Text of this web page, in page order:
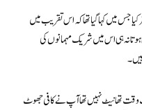
جس میں کہا گیا تھا کہ اس تقریب میں
نہ ہی اس میں شریک مہمانوں کی
وقت تھا نیٹ نہیں تھا آپ نے کافی جھوٹ